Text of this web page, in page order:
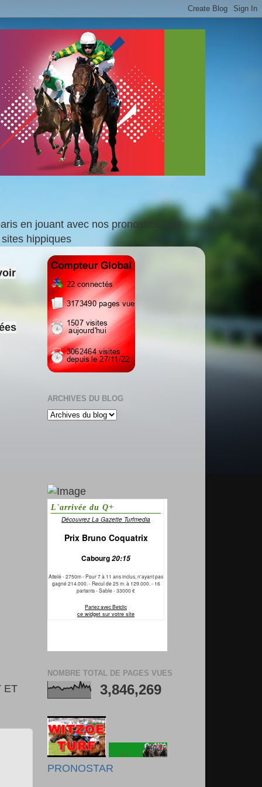
en jouant avec nos pronostics faits
hippiques
ET
ARCHIVES DU BLOG
NOMBRE TOTAL DE PAGES VUES
3,846,269
PRONOSTAR